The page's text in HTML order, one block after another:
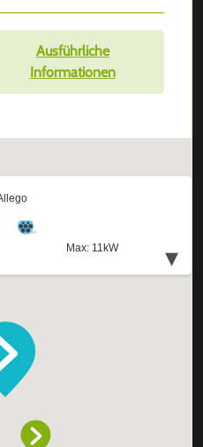
Ausführliche
Informationen